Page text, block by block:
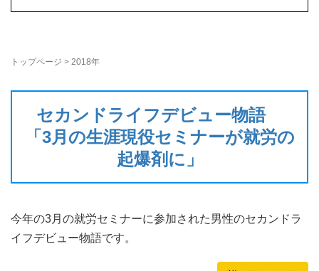
トップページ > 2018年
セカンドライフデビュー物語
「3月の生涯現役セミナーが就労の
起爆剤に」
今年の3月の就労セミナーに参加された男性のセカンドラ
イフデビュー物語です。